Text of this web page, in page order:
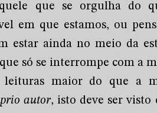
que se orgulha do
em que estamos, ou
estar ainda no meio da
só se interrompe com a
maior do que a
autor, isto deve ser visto